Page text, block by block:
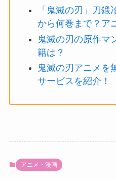
「鬼滅の刃」刀
から何巻まで？ア
鬼滅の刃の原作マ
籍は？
鬼滅の刃アニメを
サービスを紹介！
アニメ・漫画